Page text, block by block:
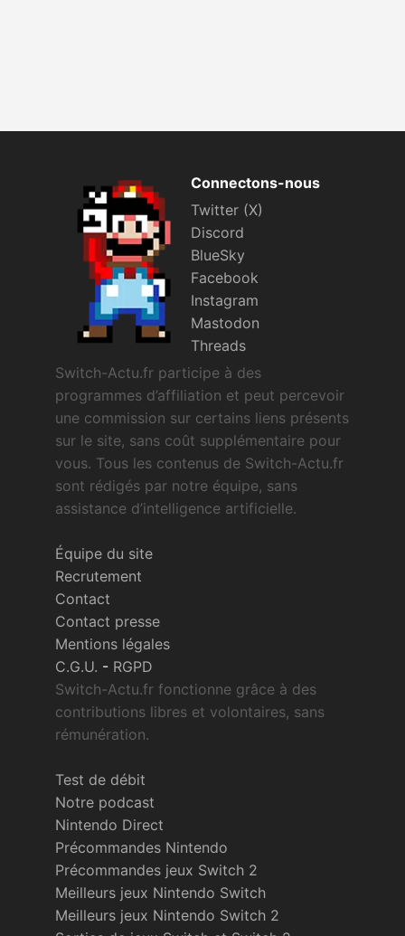
Connectons-nous
Twitter (X)
Discord
BlueSky
Facebook
Instagram
Mastodon
Threads
Switch-Actu.fr participe à des
programmes d’affiliation et peut percevoir
une commission sur certains liens présents
sur le site, sans coût supplémentaire pour
vous. Tous les contenus de Switch-Actu.fr
sont rédigés par notre équipe, sans
assistance d’intelligence artificielle.
Équipe du site
Recrutement
Contact
Contact presse
Mentions légales
C.G.U. - RGPD
Switch-Actu.fr fonctionne grâce à des
contributions libres et volontaires, sans
rémunération.
Test de débit
Notre podcast
Nintendo Direct
Précommandes Nintendo
Précommandes jeux Switch 2
Meilleurs jeux Nintendo Switch
Meilleurs jeux Nintendo Switch 2